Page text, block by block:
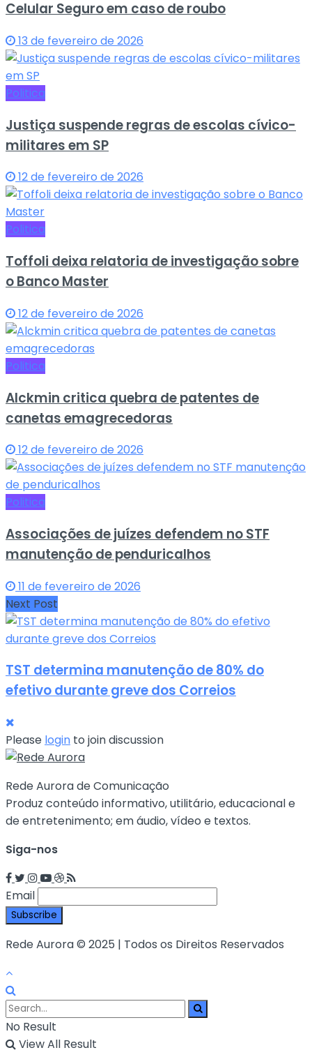
Celular Seguro em caso de roubo
13 de fevereiro de 2026
Politica
Justiça suspende regras de escolas cívico-
militares em SP
12 de fevereiro de 2026
Politica
Toffoli deixa relatoria de investigação sobre
o Banco Master
12 de fevereiro de 2026
Politica
Alckmin critica quebra de patentes de
canetas emagrecedoras
12 de fevereiro de 2026
Politica
Associações de juízes defendem no STF
manutenção de penduricalhos
11 de fevereiro de 2026
Next Post
TST determina manutenção de 80% do
efetivo durante greve dos Correios
Please login to join discussion
Rede Aurora de Comunicação
Produz conteúdo informativo, utilitário, educacional e
de entretenimento; em áudio, vídeo e textos.
Siga-nos
Email
Rede Aurora © 2025 | Todos os Direitos Reservados
No Result
View All Result